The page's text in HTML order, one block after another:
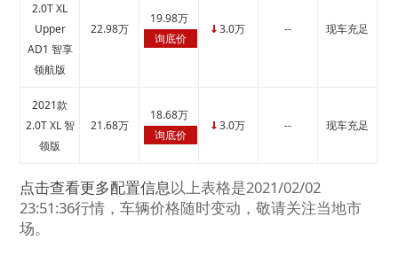
2.0T XL
Upper
AD1 智享
领航版
22.98万
19.98万
询底价
↓ 3.0万 -- 现车充足
2021款
2.0T XL 智
领版
21.68万
18.68万
询底价
↓ 3.0万 -- 现车充足
点击查看更多配置信息以上表格是2021/02/02
23:51:36行情，车辆价格随时变动，敬请关注当地市
场。